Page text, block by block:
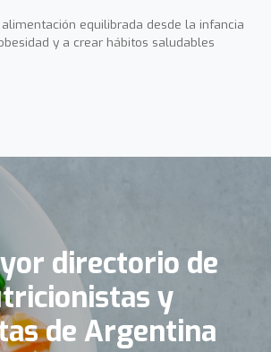
equilibrada desde la infancia
y a crear hábitos saludables
directorio de
y
de Argentina